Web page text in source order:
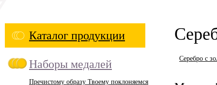
Каталог продукции
Наборы медалей
Пречистому образу Твоему поклоняемся
Серебро с